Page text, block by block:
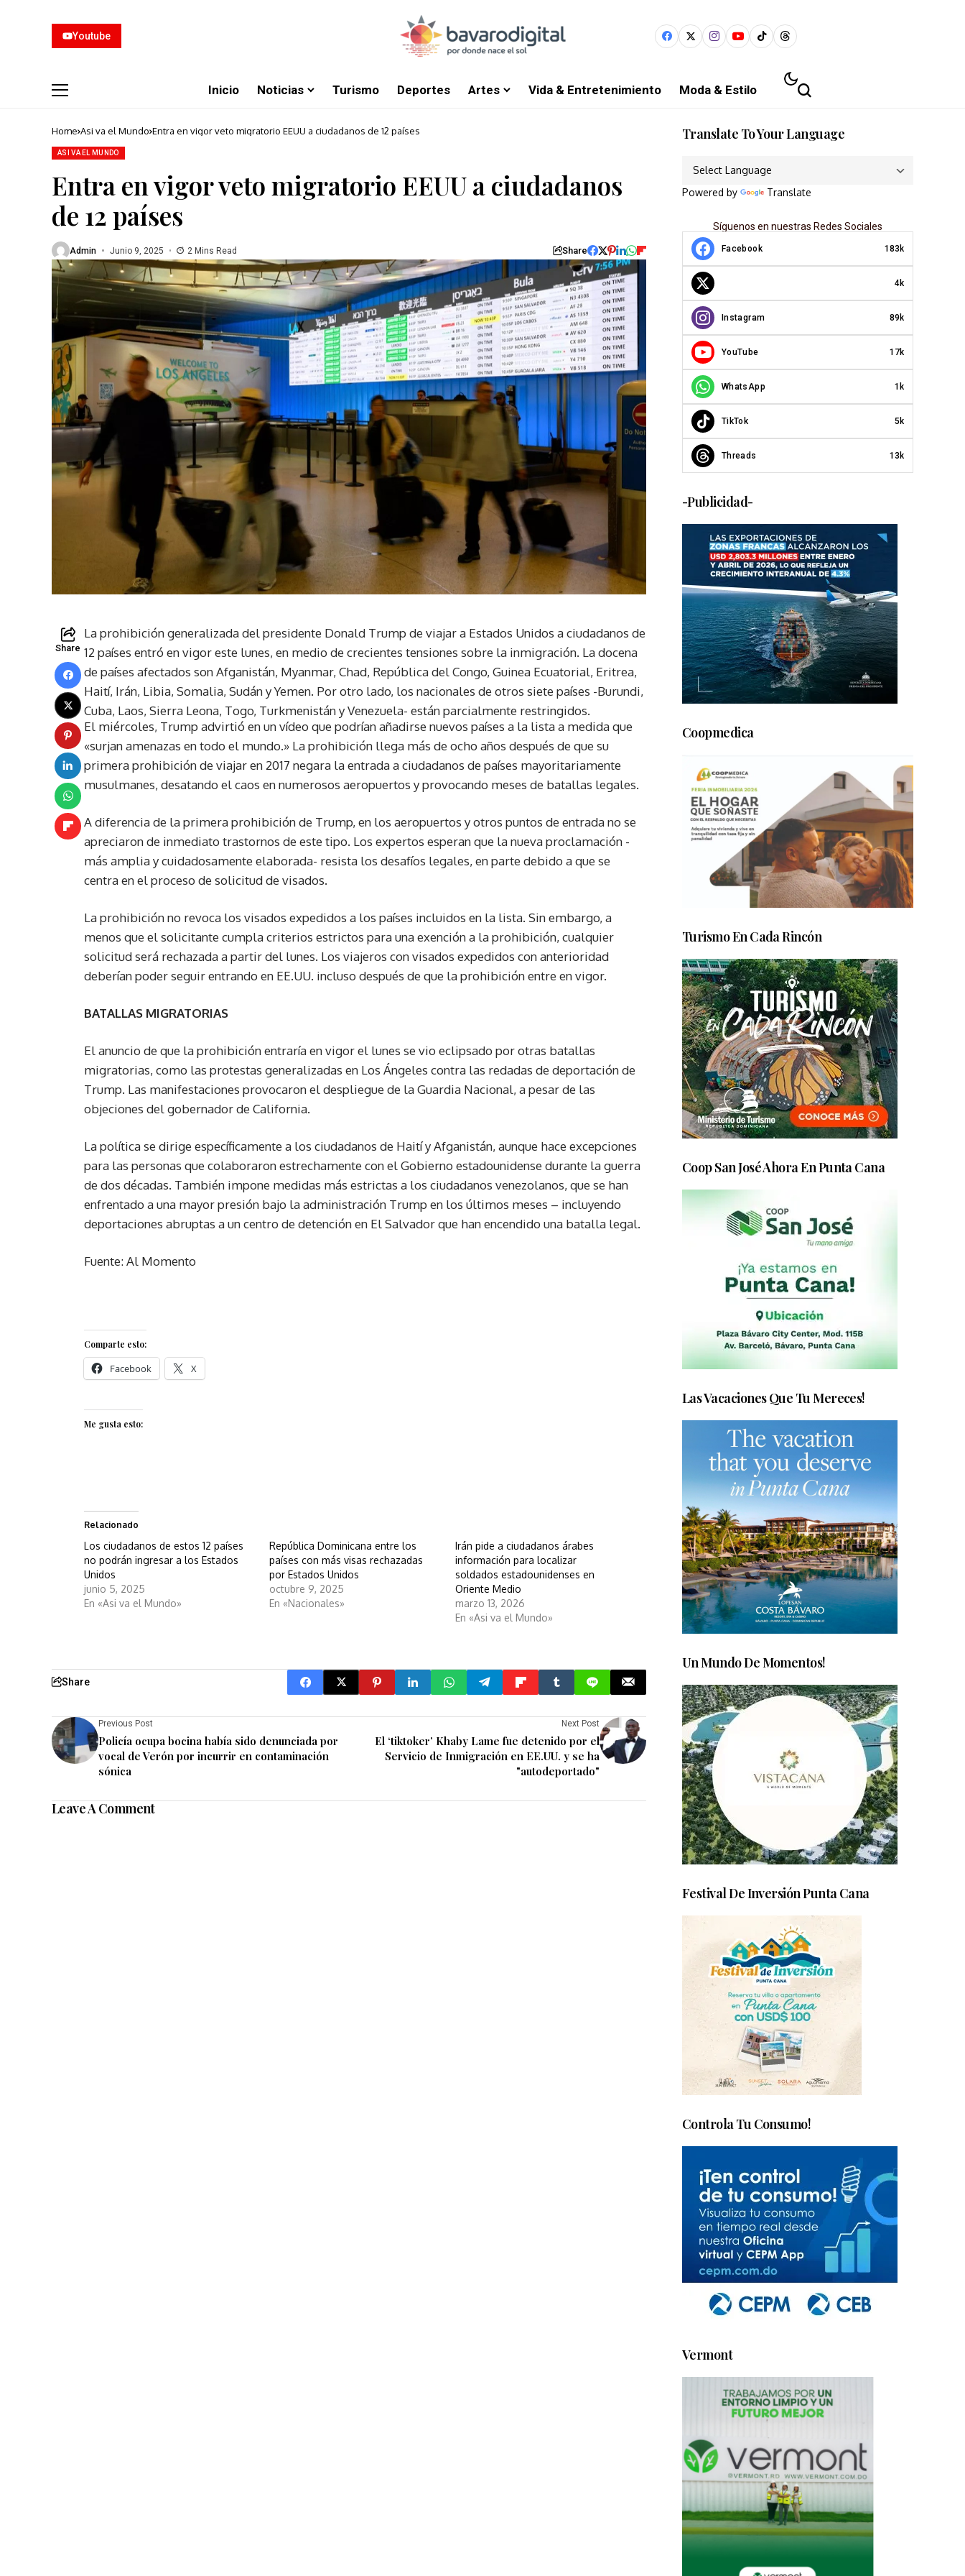
Youtube
Inicio Noticias Turismo Deportes Artes Vida & Entretenimiento Moda & Estilo
Home Asi va el Mundo Entra en vigor veto migratorio EEUU a ciudadanos de 12 países
ASI VA EL MUNDO
Entra en vigor veto migratorio EEUU a ciudadanos
de 12 países
Admin Junio 9, 2025 2 Mins Read Share
Share
La prohibición generalizada del presidente Donald Trump de viajar a Estados Unidos a ciudadanos de
12 países entró en vigor este lunes, en medio de crecientes tensiones sobre la inmigración. La docena
de países afectados son Afganistán, Myanmar, Chad, República del Congo, Guinea Ecuatorial, Eritrea,
Haití, Irán, Libia, Somalia, Sudán y Yemen. Por otro lado, los nacionales de otros siete países -Burundi,
Cuba, Laos, Sierra Leona, Togo, Turkmenistán y Venezuela- están parcialmente restringidos.
El miércoles, Trump advirtió en un vídeo que podrían añadirse nuevos países a la lista a medida que
«surjan amenazas en todo el mundo.» La prohibición llega más de ocho años después de que su
primera prohibición de viajar en 2017 negara la entrada a ciudadanos de países mayoritariamente
musulmanes, desatando el caos en numerosos aeropuertos y provocando meses de batallas legales.
A diferencia de la primera prohibición de Trump, en los aeropuertos y otros puntos de entrada no se
apreciaron de inmediato trastornos de este tipo. Los expertos esperan que la nueva proclamación -
más amplia y cuidadosamente elaborada- resista los desafíos legales, en parte debido a que se
centra en el proceso de solicitud de visados.
La prohibición no revoca los visados expedidos a los países incluidos en la lista. Sin embargo, a
menos que el solicitante cumpla criterios estrictos para una exención a la prohibición, cualquier
solicitud será rechazada a partir del lunes. Los viajeros con visados expedidos con anterioridad
deberían poder seguir entrando en EE.UU. incluso después de que la prohibición entre en vigor.
BATALLAS MIGRATORIAS
El anuncio de que la prohibición entraría en vigor el lunes se vio eclipsado por otras batallas
migratorias, como las protestas generalizadas en Los Ángeles contra las redadas de deportación de
Trump. Las manifestaciones provocaron el despliegue de la Guardia Nacional, a pesar de las
objeciones del gobernador de California.
La política se dirige específicamente a los ciudadanos de Haití y Afganistán, aunque hace excepciones
para las personas que colaboraron estrechamente con el Gobierno estadounidense durante la guerra
de dos décadas. También impone medidas más estrictas a los ciudadanos venezolanos, que se han
enfrentado a una mayor presión bajo la administración Trump en los últimos meses – incluyendo
deportaciones abruptas a un centro de detención en El Salvador que han encendido una batalla legal.
Fuente: Al Momento
Comparte esto:
Facebook X
Me gusta esto:
Relacionado
Los ciudadanos de estos 12 países
no podrán ingresar a los Estados
Unidos
junio 5, 2025
En «Asi va el Mundo»
República Dominicana entre los
países con más visas rechazadas
por Estados Unidos
octubre 9, 2025
En «Nacionales»
Irán pide a ciudadanos árabes
información para localizar
soldados estadounidenses en
Oriente Medio
marzo 13, 2026
En «Asi va el Mundo»
Share
Previous Post
Policía ocupa bocina había sido denunciada por
vocal de Verón por incurrir en contaminación
sónica
Next Post
El ‘tiktoker’ Khaby Lame fue detenido por el
Servicio de Inmigración en EE.UU. y se ha
"autodeportado"
Leave A Comment
Translate To Your Language
Powered by Translate
Síguenos en nuestras Redes Sociales
Facebook 183k
4k
Instagram 89k
YouTube 17k
WhatsApp 1k
TikTok 5k
Threads 13k
-Publicidad-
Coopmedica
Turismo En Cada Rincón
Coop San José Ahora En Punta Cana
Las Vacaciones Que Tu Mereces!
Un Mundo De Momentos!
Festival De Inversión Punta Cana
Controla Tu Consumo!
Vermont